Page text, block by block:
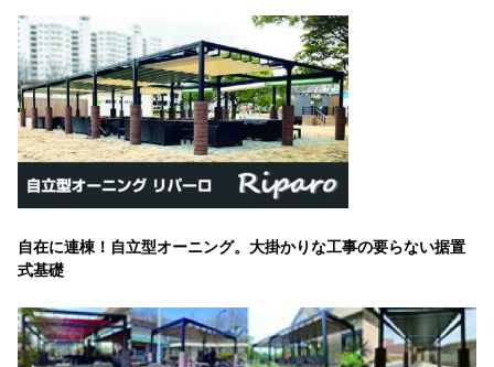
自在に連棟！自立型オーニング。大掛かりな工事の要らない据置
式基礎